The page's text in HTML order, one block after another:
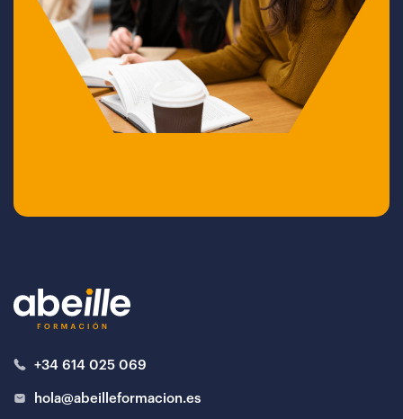
+34 614 025 069
hola@abeilleformacion.es